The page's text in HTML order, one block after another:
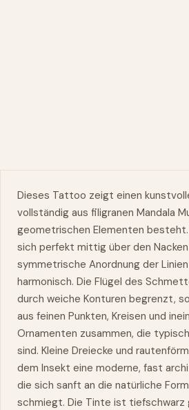
Dieses Tattoo zeigt einen
vollständig aus filigranen Mandala
geometrischen Elementen
sich perfekt mittig über den
symmetrische Anordnung der
harmonisch. Die Flügel des
durch weiche Konturen begrenzt,
aus feinen Punkten, Kreisen und
Ornamenten zusammen, die
sind. Kleine Dreiecke und
dem Insekt eine moderne, fast
die sich sanft an die natürliche
schmiegt. Die Tinte ist tiefschwarz